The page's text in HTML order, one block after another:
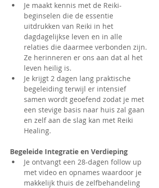
Je maakt kennis met de Reiki-
beginselen die de essentie
uitdrukken van Reiki in het
dagdagelijkse leven en in alle
relaties die daarmee verbonden zijn.
Ze herinneren er ons aan dat al het
leven heilig is.
Je krijgt 2 dagen lang praktische
begeleiding terwijl er intensief
samen wordt geoefend zodat je met
een stevige basis naar huis zal gaan
en zelf aan de slag kan met Reiki
Healing.
Begeleide Integratie en Verdieping
Je ontvangt een 28-dagen follow up
met video en opnames waardoor je
makkelijk thuis de zelfbehandeling